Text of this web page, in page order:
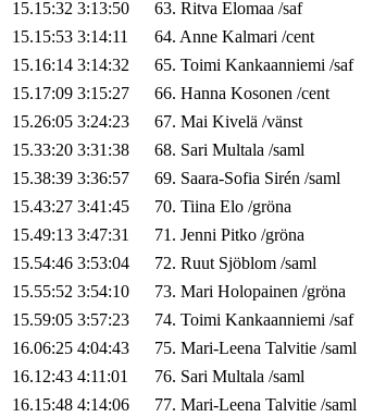
15.15:32 3:13:50 63. Ritva Elomaa /saf
15.15:53 3:14:11 64. Anne Kalmari /cent
15.16:14 3:14:32 65. Toimi Kankaanniemi /saf
15.17:09 3:15:27 66. Hanna Kosonen /cent
15.26:05 3:24:23 67. Mai Kivelä /vänst
15.33:20 3:31:38 68. Sari Multala /saml
15.38:39 3:36:57 69. Saara-Sofia Sirén /saml
15.43:27 3:41:45 70. Tiina Elo /gröna
15.49:13 3:47:31 71. Jenni Pitko /gröna
15.54:46 3:53:04 72. Ruut Sjöblom /saml
15.55:52 3:54:10 73. Mari Holopainen /gröna
15.59:05 3:57:23 74. Toimi Kankaanniemi /saf
16.06:25 4:04:43 75. Mari-Leena Talvitie /saml
16.12:43 4:11:01 76. Sari Multala /saml
16.15:48 4:14:06 77. Mari-Leena Talvitie /saml